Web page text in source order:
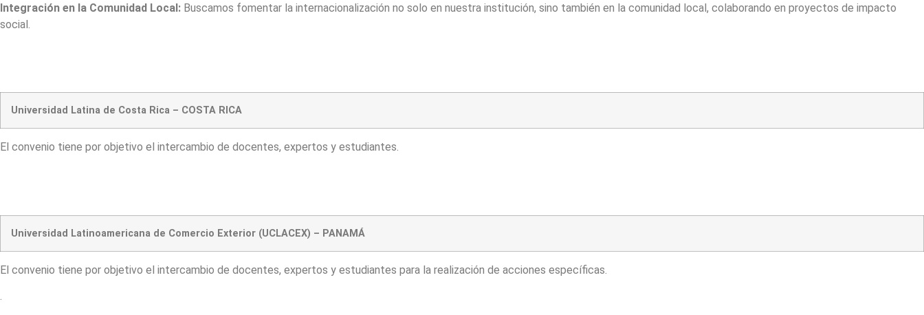
Integración en la Comunidad Local: Buscamos fomentar la internacionalización no solo en nuestra institución, sino también en la comunidad local, colaborando en proyectos de impacto
social.
Universidad Latina de Costa Rica – COSTA RICA
El convenio tiene por objetivo el intercambio de docentes, expertos y estudiantes.
Universidad Latinoamericana de Comercio Exterior (UCLACEX) – PANAMÁ
El convenio tiene por objetivo el intercambio de docentes, expertos y estudiantes para la realización de acciones específicas.
.